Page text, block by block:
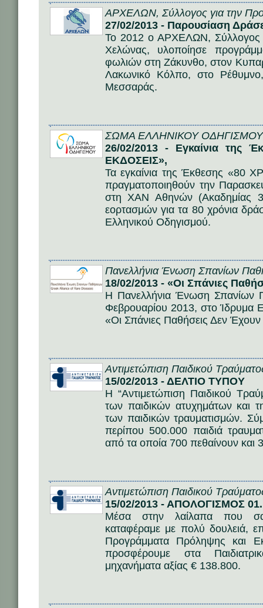
ΑΡΧΕΛΩΝ, Σύλλογος για την
27/02/2013 - Παρουσίαση
Το 2012 ο ΑΡΧΕΛΩΝ, Σύλλογος
Χελώνας, υλοποίησε
φωλιών στη Ζάκυνθο, στον
Λακωνικό Κόλπο, στο
Μεσσαράς.
ΣΩΜΑ ΕΛΛΗΝΙΚΟΥ
26/02/2013 - Εγκαίνια της
ΕΚΔΟΣΕΙΣ»,
Τα εγκαίνια της Έκθεσης
πραγματοποιηθούν την
στη ΧΑΝ Αθηνών (Ακαδημίας
εορτασμών για τα 80 χρόνια
Ελληνικού Οδηγισμού.
Πανελλήνια Ένωση Σπανίων
18/02/2013 - «Οι Σπάνιες
Η Πανελλήνια Ένωση Σπανίων
Φεβρουαρίου 2013, στο Ίδρυμα
«Οι Σπάνιες Παθήσεις Δεν
Αντιμετώπιση Παιδικού
15/02/2013 - ΔΕΛΤΙΟ ΤΥΠΟΥ
Η “Αντιμετώπιση Παιδικού
των παιδικών ατυχημάτων και
των παιδικών τραυματισμών.
περίπου 500.000 παιδιά
από τα οποία 700 πεθαίνουν
Αντιμετώπιση Παιδικού
15/02/2013 - ΑΠΟΛΟΓΙΣΜΟΣ
Μέσα στην λαίλαπα που
καταφέραμε με πολύ δουλειά,
Προγράμματα Πρόληψης και
προσφέρουμε στα
μηχανήματα αξίας € 138.800.